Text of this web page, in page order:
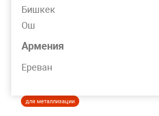
Бишкек
Ош
Армения
Ереван
КАТАЛОГ
ПРОВОЛОКА ЦИНКОВАЯ
для металлизации